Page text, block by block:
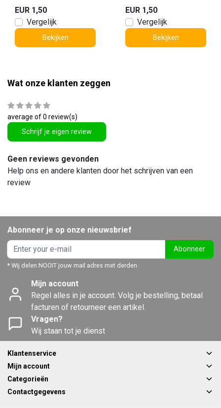
EUR 1,50
Vergelijk
Bekijken
EUR 1,50
Vergelijk
Bekijken
Wat onze klanten zeggen
average of 0 review(s)
Schrijf je eigen review
Geen reviews gevonden
Help ons en andere klanten door het schrijven van een
review
Abonneer je op onze nieuwsbrief
Abonneer
* Wij delen NOOIT jouw mail adres met derden.
Mijn account
Regel alles in je account. Volg je bestelling, betaal
facturen of retourneer een artikel.
Vragen?
Wij staan tot je dienst
Klantenservice
Mijn account
Categorieën
Contactgegevens